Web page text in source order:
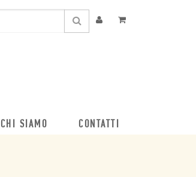
CHI SIAMO CONTATTI